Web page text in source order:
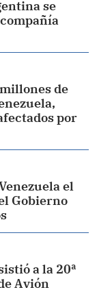
se
de
por
el
Gobierno
a la 20ª
Avión